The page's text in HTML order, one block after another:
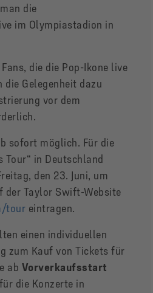
die
im Olympiastadion in
die die Pop-Ikone live
die Gelegenheit dazu
vor dem
sofort möglich. Für die
Tour“ in Deutschland
den 23. Juni, um
der Taylor Swift-Website
tour eintragen.
einen individuellen
zum Kauf von Tickets für
ab Vorverkaufsstart
die Konzerte in